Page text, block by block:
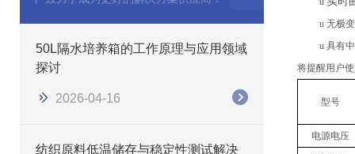
50L隔水培养箱的工作原理与应用领域
探讨
2026-04-16
纺织原料低温储存与稳定性测试解决
u 无极
u 具有
将提醒用户
型号
电源电压